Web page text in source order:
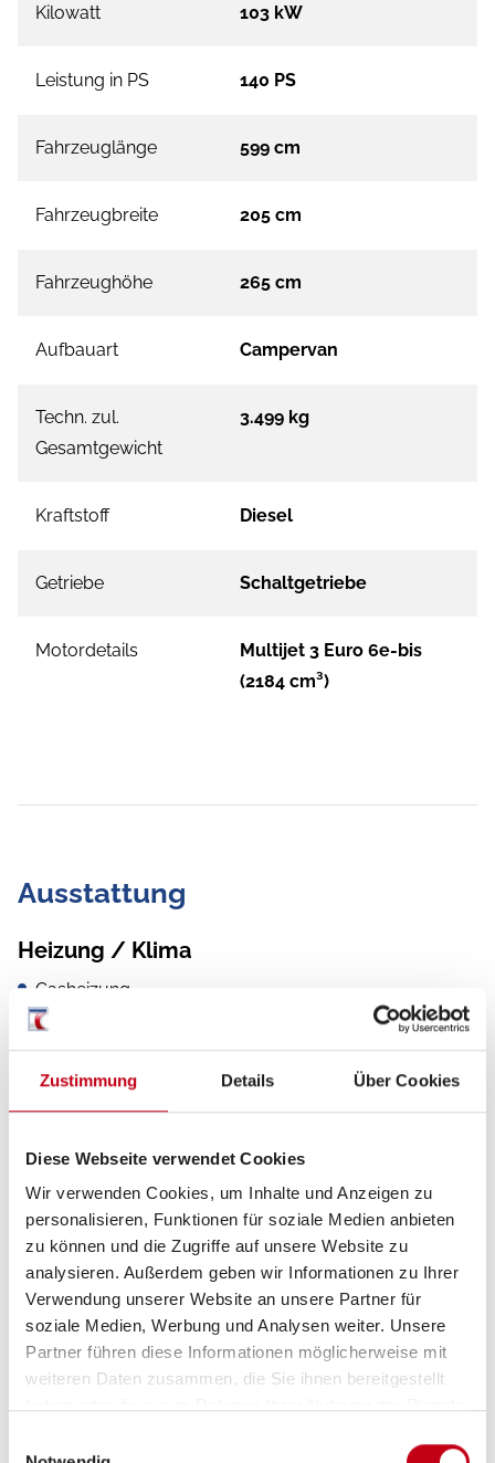
Zustimmung Details Über Cookies
Diese Webseite verwendet Cookies
Wir verwenden Cookies, um Inhalte und Anzeigen zu
personalisieren, Funktionen für soziale Medien anbieten
zu können und die Zugriffe auf unsere Website zu
analysieren. Außerdem geben wir Informationen zu Ihrer
Verwendung unserer Website an unsere Partner für
soziale Medien, Werbung und Analysen weiter. Unsere
Partner führen diese Informationen möglicherweise mit
weiteren Daten zusammen, die Sie ihnen bereitgestellt
Kilowatt 103 kW
Leistung in PS 140 PS
Fahrzeuglänge 599 cm
Fahrzeugbreite 205 cm
Fahrzeughöhe 265 cm
Aufbauart Campervan
Techn. zul.
Gesamtgewicht
3.499 kg
Kraftstoff Diesel
Getriebe Schaltgetriebe
Motordetails
Multijet 3 Euro 6e-bis
(2184 cm³)
Ausstattung
Heizung / Klima
Gasheizung
Grundrissbeschreibung
Doppelbett quer, Aufstelldach (Doppelbett)
ab 4 Schlafplätze